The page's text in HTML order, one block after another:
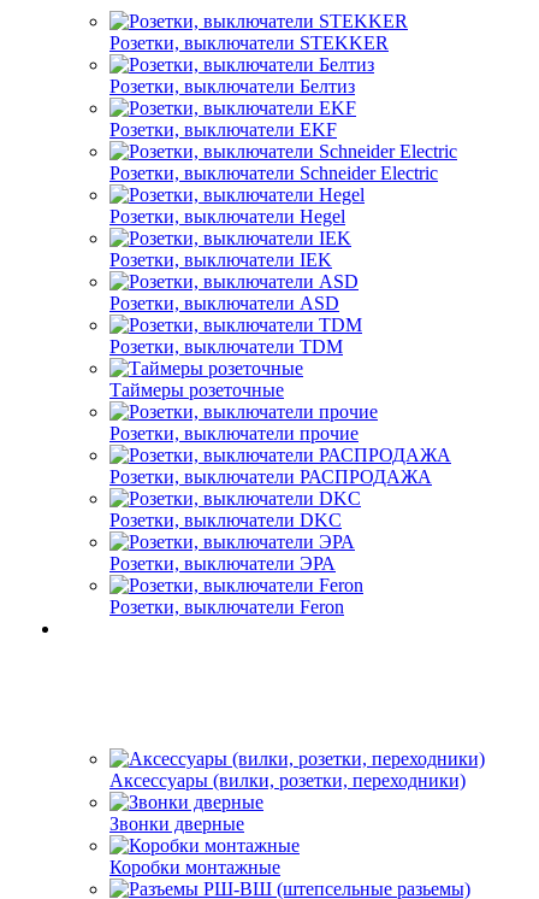
Розетки, выключатели STEKKER
Розетки, выключатели Белтиз
Розетки, выключатели EKF
Розетки, выключатели Schneider Electric
Розетки, выключатели Hegel
Розетки, выключатели IEK
Розетки, выключатели ASD
Розетки, выключатели TDM
Таймеры розеточные
Розетки, выключатели прочие
Розетки, выключатели РАСПРОДАЖА
Розетки, выключатели DKC
Розетки, выключатели ЭРА
Розетки, выключатели Feron
Аксессуары (вилки, розетки, переходники)
Звонки дверные
Коробки монтажные